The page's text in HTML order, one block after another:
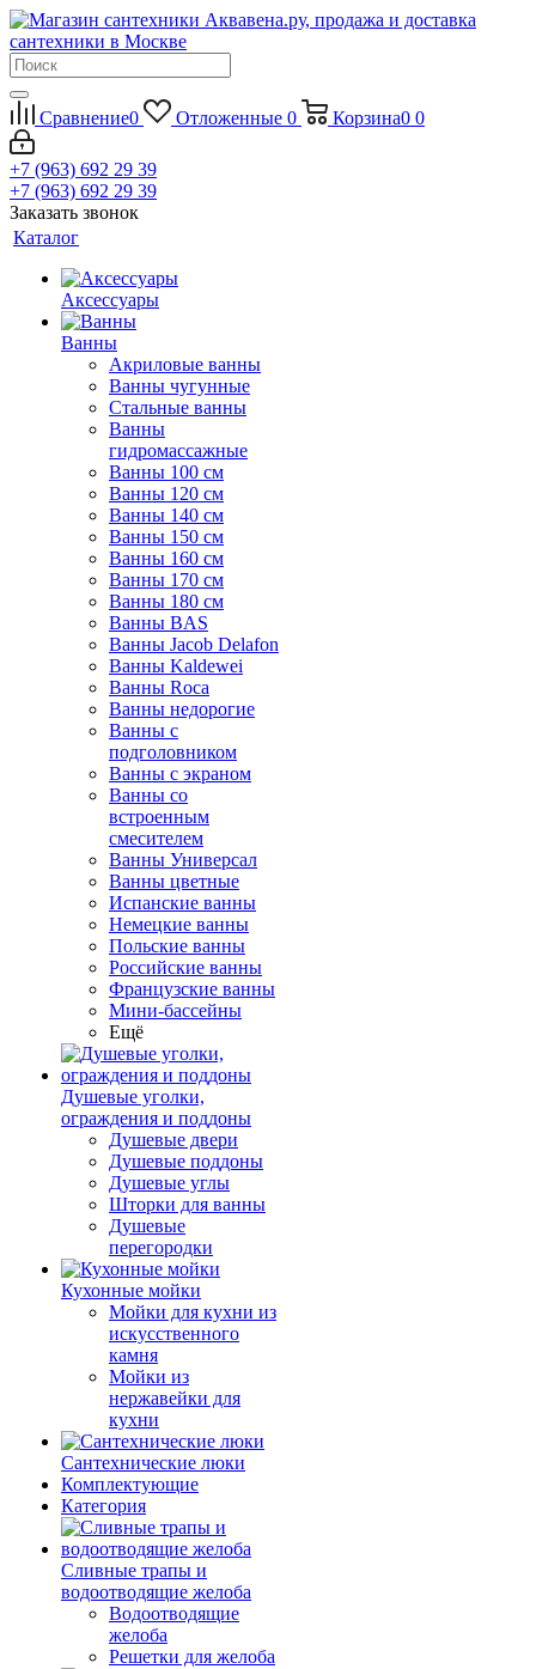
Сравнение0 Отложенные 0 Корзина0 0
+7 (963) 692 29 39
+7 (963) 692 29 39
Заказать звонок
Каталог
Аксессуары
Ванны
Акриловые ванны
Ванны чугунные
Стальные ванны
Ванны
гидромассажные
Ванны 100 см
Ванны 120 см
Ванны 140 см
Ванны 150 см
Ванны 160 см
Ванны 170 см
Ванны 180 см
Ванны BAS
Ванны Jacob Delafon
Ванны Kaldewei
Ванны Roca
Ванны недорогие
Ванны с
подголовником
Ванны с экраном
Ванны со
встроенным
смесителем
Ванны Универсал
Ванны цветные
Испанские ванны
Немецкие ванны
Польские ванны
Российские ванны
Французские ванны
Мини-бассейны
Ещё
Душевые уголки,
ограждения и поддоны
Душевые двери
Душевые поддоны
Душевые углы
Шторки для ванны
Душевые
перегородки
Кухонные мойки
Мойки для кухни из
искусственного
камня
Мойки из
нержавейки для
кухни
Сантехнические люки
Комплектующие
Категория
Cливные трапы и
водоотводящие желоба
Водоотводящие
желоба
Решетки для желоба